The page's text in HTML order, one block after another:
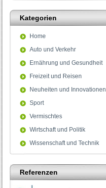
Kategorien
Home
Auto und Verkehr
Ernährung und Gesundheit
Freizeit und Reisen
Neuheiten und Innovationen
Sport
Vermischtes
Wirtschaft und Politik
Wissenschaft und Technik
Referenzen